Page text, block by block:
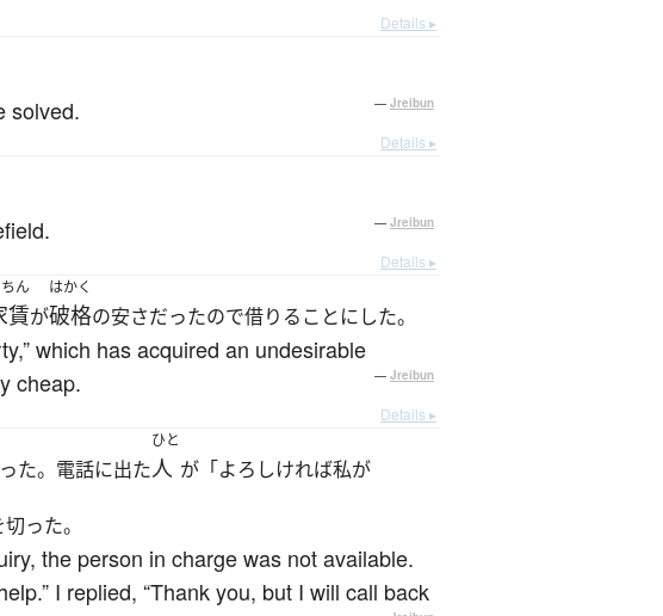
Details ▸
solved. — Jreibun
Details ▸
— Jreibun
Details ▸
ん
賃が
はかく
破格の安さだったので借りることにした。
which has acquired an undesirable
cheap.
— Jreibun
Details ▸
た。電話に出た
ひと
人 が「よろしければ私が
った。
the person in charge was not available.
I replied, “Thank you, but I will call back